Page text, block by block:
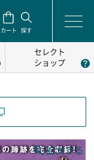
カート 探す
セレクト
ショップ